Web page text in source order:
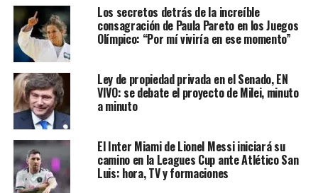
Los secretos detrás de la increíble
consagración de Paula Pareto en los Juegos
Olímpico: “Por mí viviría en ese momento”
Ley de propiedad privada en el Senado, EN
VIVO: se debate el proyecto de Milei, minuto
a minuto
El Inter Miami de Lionel Messi iniciará su
camino en la Leagues Cup ante Atlético San
Luis: hora, TV y formaciones